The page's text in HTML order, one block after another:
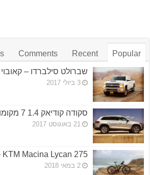
Popular
Recent
Comments
שברולט סילברדו – קאובוי
3 ביולי 2017
סקודה קודיאק 1.4 7 מקומות – ילדים זה שמחה
21 באוגוסט 2017
KTM Macina Lycan 275 – עליה וכייף בה
2 במאי 2018